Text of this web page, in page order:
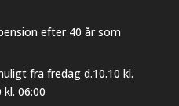
efter 40 år som
fra fredag d.10.10 kl.
06:00